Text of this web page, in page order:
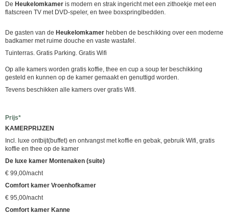
De Heukelomkamer is modern en strak ingericht met een zithoekje met een
flatscreen TV met DVD-speler, en twee boxspringlbedden.
De gasten van de Heukelomkamer hebben de beschikking over een moderne
badkamer met ruime douche en vaste wastafel.
Tuinterras. Gratis Parking. Gratis Wifi
Op alle kamers worden gratis koffie, thee en cup a soup ter beschikking
gesteld en kunnen op de kamer gemaakt en genuttigd worden.
Tevens beschikken alle kamers over gratis Wifi.
Prijs*
KAMERPRIJZEN
Incl. luxe ontbijt(buffet) en ontvangst met koffie en gebak, gebruik Wifi, gratis
koffie en thee op de kamer
De luxe kamer Montenaken (suite)
€ 99,00/nacht
Comfort kamer Vroenhofkamer
€ 95,00/nacht
Comfort kamer Kanne